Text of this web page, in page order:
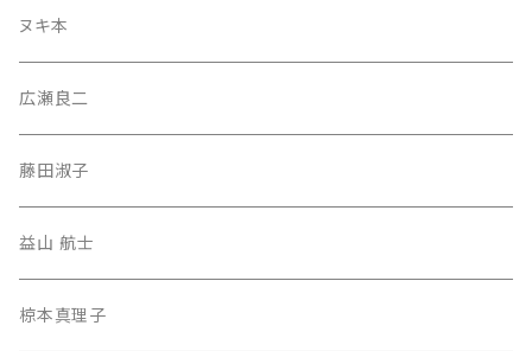
ヌキ本
広瀬良二
藤田淑子
益山 航士
椋本真理子